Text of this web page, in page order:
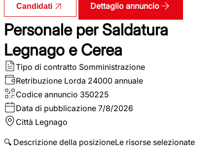
Candidati Dettaglio annuncio
Personale per Saldatura
Legnago e Cerea
Tipo di contratto Somministrazione
Retribuzione Lorda 24000 annuale
Codice annuncio 350225
Data di pubblicazione 7/8/2026
Città Legnago
🔍 Descrizione della posizioneLe risorse selezionate